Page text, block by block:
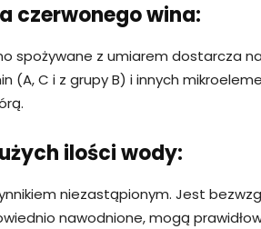
czerwonego wina:
spożywane z umiarem dostarcza
(A, C i z grupy B) i innych
ilości wody:
niezastąpionym. Jest
nawodnione, mogą